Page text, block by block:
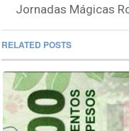
Jornadas Mágicas
RELATED POSTS